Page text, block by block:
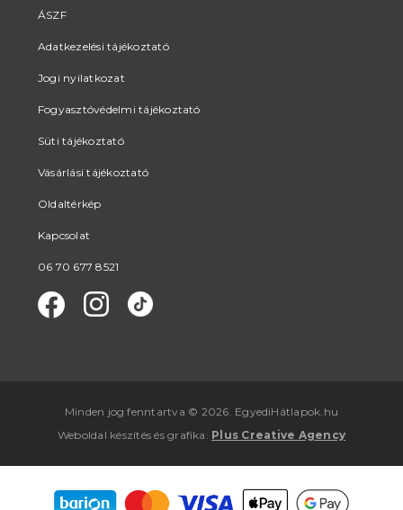
ÁSZF
Adatkezelési tájékoztató
Jogi nyilatkozat
Fogyasztóvédelmi tájékoztató
Süti tájékoztató
Vásárlási tájékoztató
Oldaltérkép
Kapcsolat
06 70 677 8521
Minden jog fenntartva © 2026. EgyediHátlapok.hu
Weboldal készítés ésgrafika : Plus Creative Agency